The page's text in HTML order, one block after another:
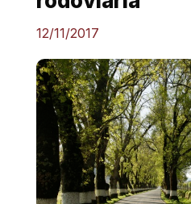
12/11/2017